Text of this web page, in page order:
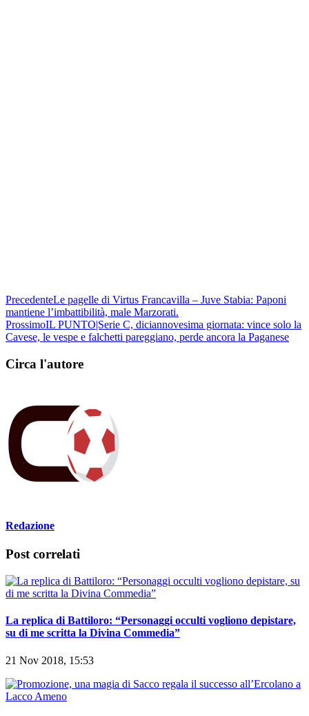
PrecedenteLe pagelle di Virtus Francavilla – Juve Stabia: Paponi
mantiene l’imbattibilità, male Marzorati.
ProssimoIL PUNTO|Serie C, diciannovesima giornata: vince solo la
Cavese, le vespe e falchetti pareggiano, perde ancora la Paganese
Circa l'autore
Redazione
Post correlati
La replica di Battiloro: “Personaggi occulti vogliono depistare,
su di me scritta la Divina Commedia”
21 Nov 2018, 15:53